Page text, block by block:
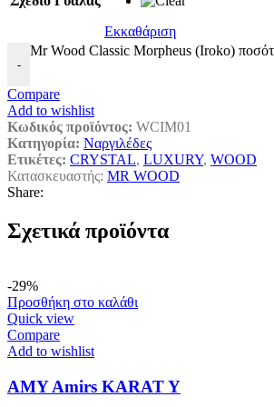
Εκκαθάριση
-
Mr Wood Classic Morpheus (Iroko)
Compare
Add to wishlist
Κωδικός προϊόντος: WCIM01
Κατηγορία: Ναργιλέδες
Ετικέτες: CRYSTAL, LUXURY, WOOD
Κατασκευαστής: MR WOOD
Share:
Σχετικά προϊόντα
-29%
Προσθήκη στο καλάθι
Quick view
Compare
Add to wishlist
AMY Amirs KARAT Y